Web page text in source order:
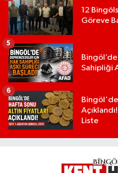
12
Göreve
Sahipliği
5
Bingöl'de
Liste
6